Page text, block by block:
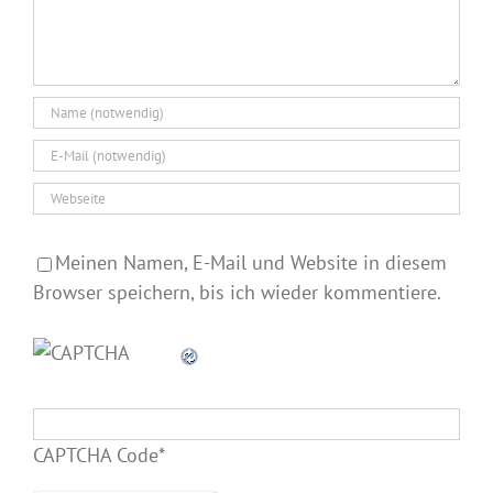
Meinen Namen, E-Mail und Website in diesem
Browser speichern, bis ich wieder kommentiere.
CAPTCHA Code*